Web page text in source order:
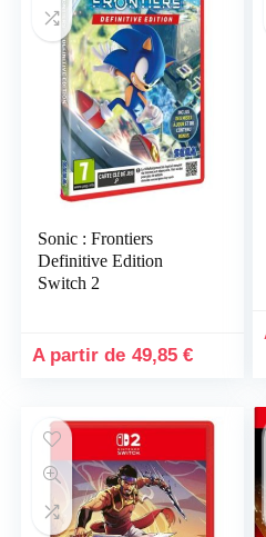
Sonic : Frontiers
Definitive Edition
Switch 2
49,85€